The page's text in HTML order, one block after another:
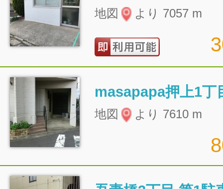
地図 より 7057 m
masapapa押上1丁
地図 より 7610 m